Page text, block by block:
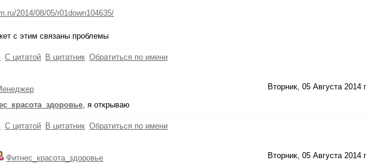
2014/08/05/r01down104635/
с этим связаны проблемы
С цитатой В цитатник Обратиться по имени
Вторник, 05 Августа 2014
, я открываю
С цитатой В цитатник Обратиться по имени
Вторник, 05 Августа 2014
Фитнес_красота_здоровье